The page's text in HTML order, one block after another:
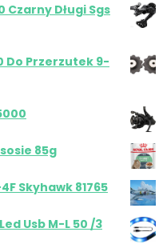
Czarny Długi Sgs
Do Przerzutek 9-
85g
Skyhawk 81765
Usb M-L 50 /3